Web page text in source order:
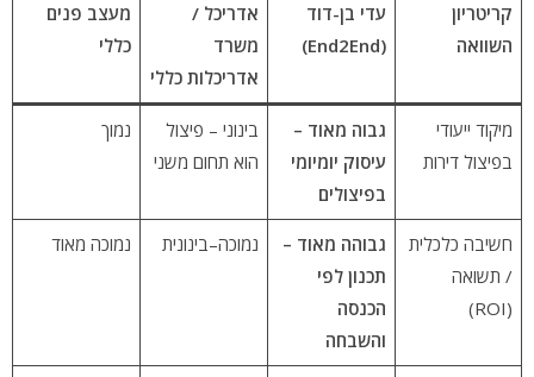
קריטריון
השוואה
עדי בן-דוד
(End2End)
אדריכל /
משרד
אדריכלות כללי
מעצב פנים
כללי
מיקוד ייעודי
בפיצול דירות
גבוה מאוד –
עיסוק יומיומי
בפיצולים
בינוני – פיצול
הוא תחום משני
נמוך
חשיבה כלכלית
/ תשואה
(ROI)
גבוהה מאוד –
תכנון לפי
הכנסה
והשבחה
נמוכה–בינונית נמוכה מאוד